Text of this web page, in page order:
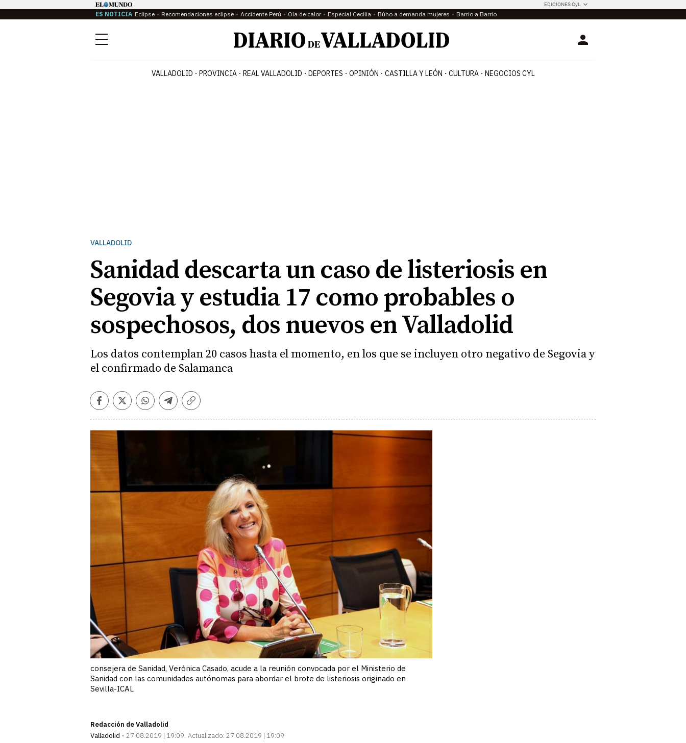
EDICIONES CyL
ES NOTICIA Eclipse Recomendaciones eclipse Accidente Perú Ola de calor Especial Cecilia Búho a demanda mujeres Barrio a Barrio
Menú Login
VALLADOLID PROVINCIA REAL VALLADOLID DEPORTES OPINIÓN CASTILLA Y LEÓN CULTURA NEGOCIOS CYL
VALLADOLID
Sanidad descarta un caso de listeriosis en
Segovia y estudia 17 como probables o
sospechosos, dos nuevos en Valladolid
Los datos contemplan 20 casos hasta el momento, en los que se incluyen otro negativo de Segovia y
el confirmado de Salamanca
Facebook
TwitterWhatsapp
Telegram
Copiar
consejera de Sanidad, Verónica Casado, acude a la reunión convocada por el Ministerio de
Sanidad con las comunidades autónomas para abordar el brote de listeriosis originado en
Sevilla-ICAL
Redacción de Valladolid
Valladolid
27.08.2019 | 19:09 Actualizado: 27.08.2019 | 19:09